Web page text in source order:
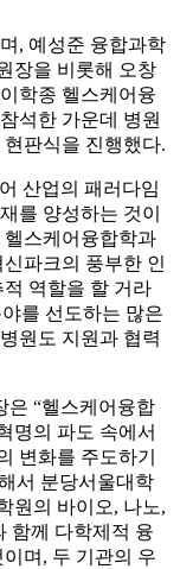
, 예성준 융합과학
장을 비롯해 오창
학종 헬스케어융
석한 가운데 병원
판식을 진행했다.
산업의 패러다임
를 양성하는 것이
스케어융합학과
파크의 풍부한 인
역할을 할 거라
를 선도하는 많은
원도 지원과 협력
은 “헬스케어융합
명의 파도 속에서
변화를 주도하기
서 분당서울대학
원의 바이오, 나노,
함께 다학제적 융
며, 두 기관의 우